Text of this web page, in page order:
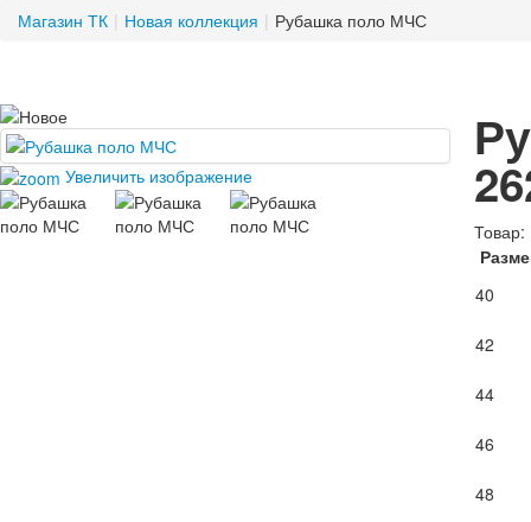
Магазин ТК | Новая коллекция | Рубашка поло МЧС
Увеличить изображение
Товар:
40
42
44
46
48